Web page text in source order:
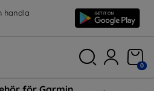
handla
0